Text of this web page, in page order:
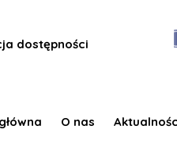
dostępności
O nas